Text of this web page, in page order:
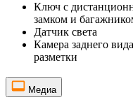
Ключ с
замком и
Датчик света
Камера заднего
разметки
Медиа